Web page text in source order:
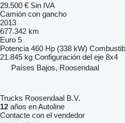
29.500 € Sin IVA
Camión con gancho
2013
677.342 km
Euro 5
Potencia 460 Hp (338 kW)
21.845 kg Configuración del eje 8x4
Países Bajos, Roosendaal
Trucks Roosendaal B.V.
12 años en Autoline
Contacte con el vendedor